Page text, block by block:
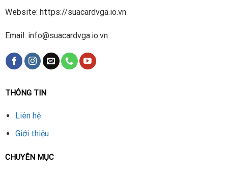
Website: https://suacardvga.io.vn
Email: info@suacardvga.io.vn
THÔNG TIN
Liên hệ
Giới thiệu
CHUYÊN MỤC